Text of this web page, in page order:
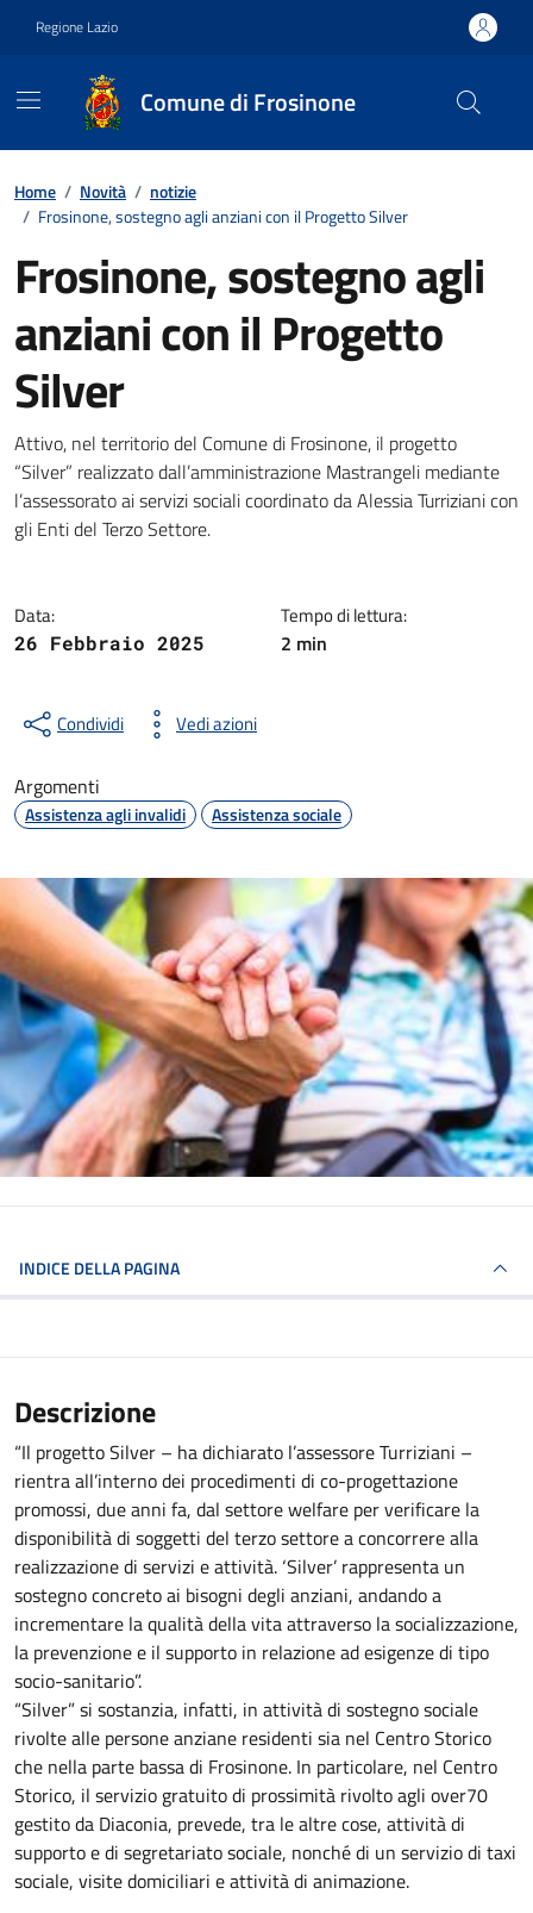
Regione Lazio
Comune di Frosinone
Contenuti in evidenza
Home / Novità / notizie
/ Frosinone, sostegno agli anziani con il Progetto Silver
Frosinone, sostegno agli
anziani con il Progetto
Silver
Dettagli della notizia
Attivo, nel territorio del Comune di Frosinone, il progetto
“Silver” realizzato dall’amministrazione Mastrangeli mediante
l’assessorato ai servizi sociali coordinato da Alessia Turriziani con
gli Enti del Terzo Settore.
Data:
26 Febbraio 2025
Tempo di lettura:
2 min
Condividi Vedi azioni
Argomenti
Assistenza agli invalidi Assistenza sociale
INDICE DELLA PAGINA
Descrizione
“Il progetto Silver – ha dichiarato l’assessore Turriziani –
rientra all’interno dei procedimenti di co-progettazione
promossi, due anni fa, dal settore welfare per verificare la
disponibilità di soggetti del terzo settore a concorrere alla
realizzazione di servizi e attività. ‘Silver’ rappresenta un
sostegno concreto ai bisogni degli anziani, andando a
incrementare la qualità della vita attraverso la socializzazione,
la prevenzione e il supporto in relazione ad esigenze di tipo
socio-sanitario”.
“Silver” si sostanzia, infatti, in attività di sostegno sociale
rivolte alle persone anziane residenti sia nel Centro Storico
che nella parte bassa di Frosinone. In particolare, nel Centro
Storico, il servizio gratuito di prossimità rivolto agli over70
gestito da Diaconia, prevede, tra le altre cose, attività di
supporto e di segretariato sociale, nonché di un servizio di taxi
sociale, visite domiciliari e attività di animazione.